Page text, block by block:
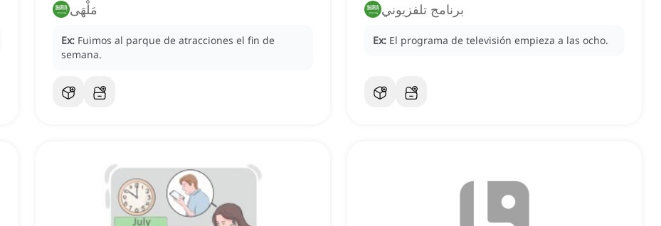
مَلْهَى
Ex: Fuimos al parque de atracciones el fin de
semana.
برنامج تلفزيوني
Ex: El programa de televisión empieza a las ocho.